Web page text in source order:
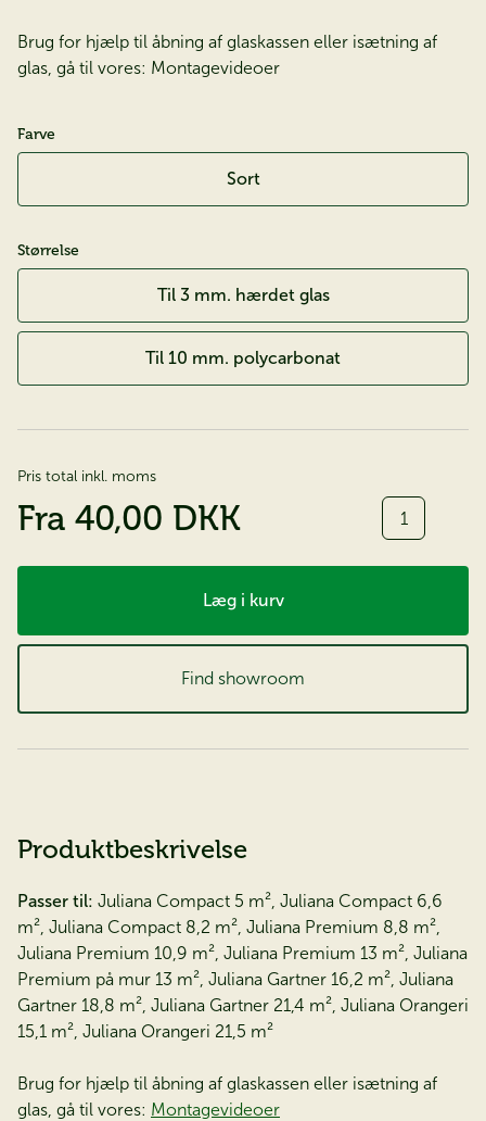
Brug for hjælp til åbning af glaskassen eller isætning af
glas, gå til vores: Montagevideoer
Farve
Sort
Størrelse
Til 3 mm. hærdet glas
Til 10 mm. polycarbonat
Pris total inkl. moms
Fra 40,00 DKK Antal
Læg i kurv
Find showroom
Produktbeskrivelse
Passer til: Juliana Compact 5 m², Juliana Compact 6,6
m², Juliana Compact 8,2 m², Juliana Premium 8,8 m²,
Juliana Premium 10,9 m², Juliana Premium 13 m², Juliana
Premium på mur 13 m², Juliana Gartner 16,2 m², Juliana
Gartner 18,8 m², Juliana Gartner 21,4 m², Juliana Orangeri
15,1 m², Juliana Orangeri 21,5 m²
Brug for hjælp til åbning af glaskassen eller isætning af
glas, gå til vores: Montagevideoer